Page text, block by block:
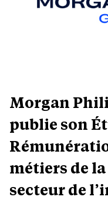
Morgan
publie son
métiers de
secteur de